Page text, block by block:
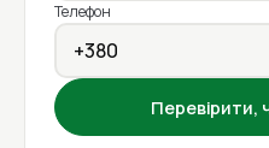
Телефон
Перевірити,